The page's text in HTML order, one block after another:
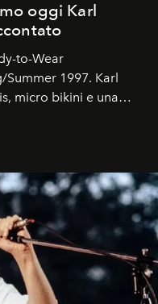
oggi Karl
to-Wear
1997. Karl
micro bikini e una
Trent'anni dopo,
che abbiamo.